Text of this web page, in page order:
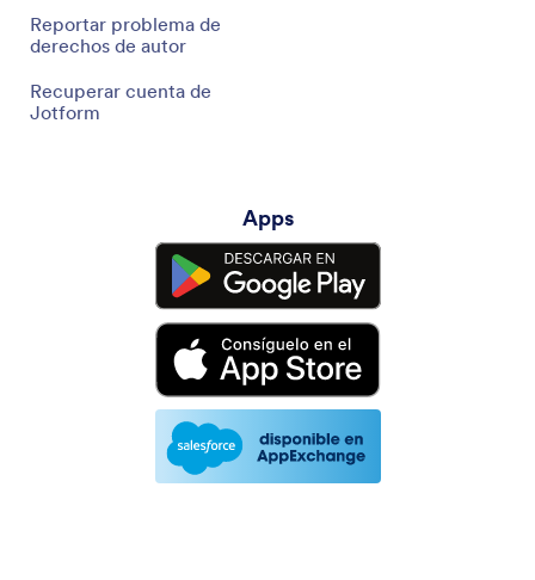
Reportar problema de
derechos de autor
Recuperar cuenta de
Jotform
Apps